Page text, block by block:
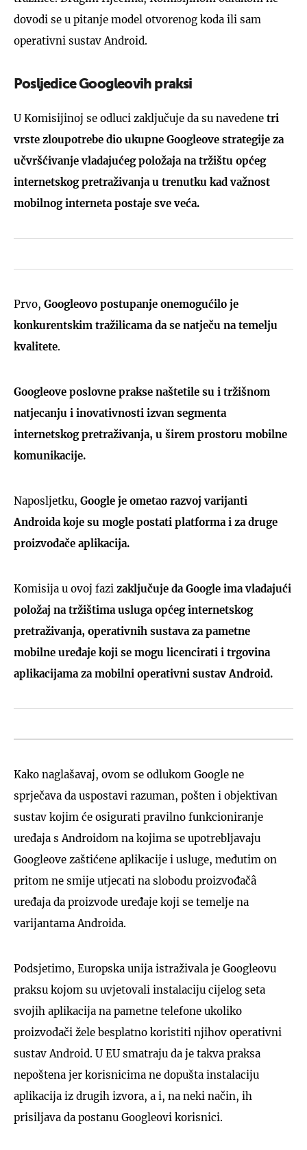
dovodi se u pitanje model otvorenog koda ili sam
operativni sustav Android.
Posljedice Googleovih praksi
U Komisijinoj se odluci zaključuje da su navedene tri
vrste zloupotrebe dio ukupne Googleove strategije za
učvršćivanje vladajućeg položaja na tržištu općeg
internetskog pretraživanja u trenutku kad važnost
mobilnog interneta postaje sve veća.
Prvo, Googleovo postupanje onemogućilo je
konkurentskim tražilicama da se natječu na temelju
kvalitete.
Googleove poslovne prakse naštetile su i tržišnom
natjecanju i inovativnosti izvan segmenta
internetskog pretraživanja, u širem prostoru mobilne
komunikacije.
Naposljetku, Google je ometao razvoj varijanti
Androida koje su mogle postati platforma i za druge
proizvođače aplikacija.
Komisija u ovoj fazi zaključuje da Google ima vladajući
položaj na tržištima usluga općeg internetskog
pretraživanja, operativnih sustava za pametne
mobilne uređaje koji se mogu licencirati i trgovina
aplikacijama za mobilni operativni sustav Android.
Kako naglašavaj, ovom se odlukom Google ne
sprječava da uspostavi razuman, pošten i objektivan
sustav kojim će osigurati pravilno funkcioniranje
uređaja s Androidom na kojima se upotrebljavaju
Googleove zaštićene aplikacije i usluge, međutim on
pritom ne smije utjecati na slobodu proizvođačâ
uređaja da proizvode uređaje koji se temelje na
varijantama Androida.
Podsjetimo, Europska unija istraživala je Googleovu
praksu kojom su uvjetovali instalaciju cijelog seta
svojih aplikacija na pametne telefone ukoliko
proizvođači žele besplatno koristiti njihov operativni
sustav Android. U EU smatraju da je takva praksa
nepoštena jer korisnicima ne dopušta instalaciju
aplikacija iz drugih izvora, a i, na neki način, ih
prisiljava da postanu Googleovi korisnici.